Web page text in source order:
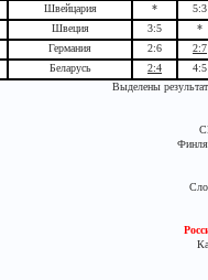
Швейцария * 5:3
Швеция 3:5 *
Германия 2:6 2:7
Беларусь 2:4 4:5
Выделены